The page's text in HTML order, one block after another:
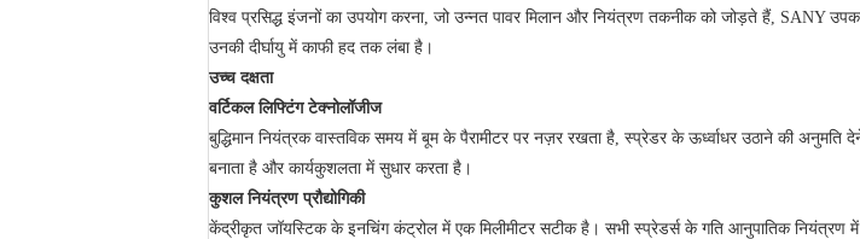
विश्व प्रसिद्ध इंजनों का उपयोग करना, जो उन्नत पावर मिलान और नियंत्रण तकनीक को जोड़ते हैं, SANY
उनकी दीर्घायु में काफी हद तक लंबा है।
उच्च दक्षता
वर्टिकल लिफ्टिंग टेक्नोलॉजीज
बुद्धिमान नियंत्रक वास्तविक समय में बूम के पैरामीटर पर नज़र रखता है, स्प्रेडर के ऊर्ध्वाधर उठाने की अनुमति
बनाता है और कार्यकुशलता में सुधार करता है।
कुशल नियंत्रण प्रौद्योगिकी
केंद्रीकृत जॉयस्टिक के इनचिंग कंट्रोल में एक मिलीमीटर सटीक है। सभी स्प्रेडर्स के गति आनुपातिक नियंत्रण